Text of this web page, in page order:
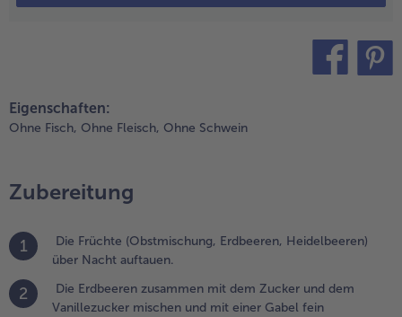
einem
Waffeln
und
3/4
Eigenschaften:
Ohne Fisch, Ohne Fleisch, Ohne Schwein
Zubereitung
1
Die Früchte (Obstmischung, Erdbeeren, Heidelbeeren)
über Nacht auftauen.
2
Die Erdbeeren zusammen mit dem Zucker und dem
Vanillezucker mischen und mit einer Gabel fein